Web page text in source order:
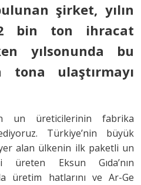
şirket, yılın
bin ton ihracat
yılsonunda bu
ulaştırmayı
un üreticilerinin fabrika
Türkiye’nin büyük
alan ülkenin ilk paketli un
üreten Eksun Gıda’nın
üretim hatlarını ve Ar-Ge